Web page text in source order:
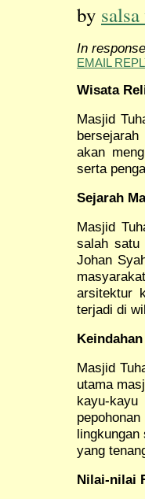
by
In
EMAIL
Wisata
Masjid
akan
serta
Sejarah
Masjid
salah satu
Johan
arsitektur
terjadi di
Masjid
utama
kayu-
lingkungan
yang
Nilai-nilai